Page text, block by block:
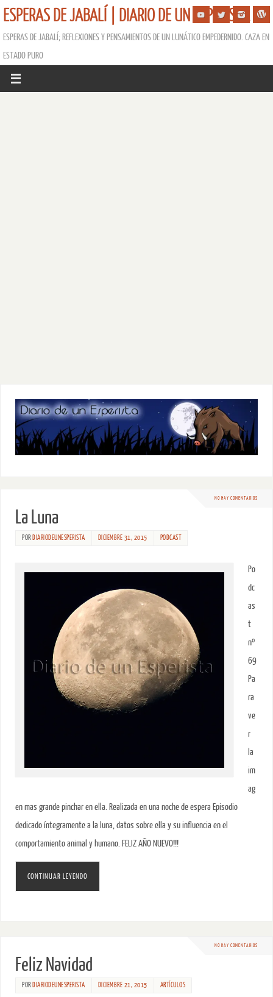
ESPERAS DE JABALÍ | DIARIO DE UN ESPERISTA
ESPERAS DE JABALÍ; REFLEXIONES Y PENSAMIENTOS DE UN LUNÁTICO EMPEDERNIDO. CAZA EN
ESTADO PURO
NO HAY COMENTARIOS
La Luna
POR DIARIODEUNESPERISTA DICIEMBRE 31, 2015 PODCAST
Po
dc
as
t
nº
69
Pa
ra
ve
r
la
im
ag
en mas grande pinchar en ella. Realizada en una noche de espera Episodio
dedicado íntegramente a la luna, datos sobre ella y su influencia en el
comportamiento animal y humano. FELIZ AÑO NUEVO!!!
CONTINUAR LEYENDO
NO HAY COMENTARIOS
Feliz Navidad
POR DIARIODEUNESPERISTA DICIEMBRE 21, 2015 ARTÍCULOS